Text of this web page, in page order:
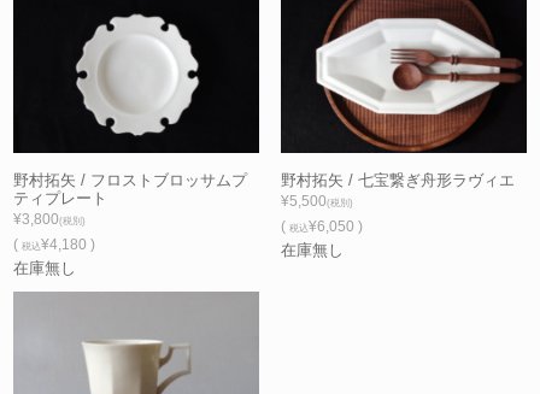
野村拓矢 / フロストブロッサムプ
ティプレート
¥3,800(税別)
(税込¥4,180 )
在庫無し
野村拓矢 / 七宝繋ぎ舟形ラヴィエ
¥5,500(税別)
( 税込¥6,050 )
在庫無し